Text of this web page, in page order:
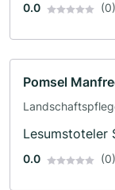
0.0 (0)
Pomsel
Lesumstoteler
0.0 (0)